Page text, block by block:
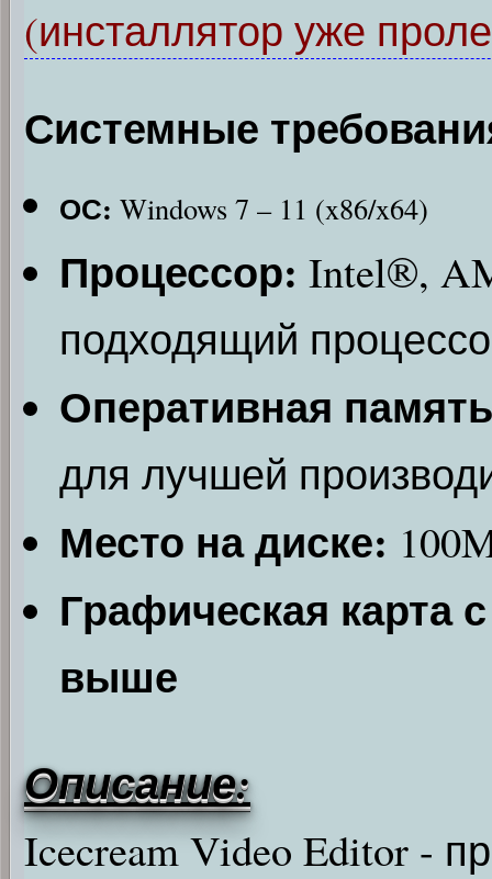
(инсталлятор уже
Системные
ОС: Windows 7 – 11 (x86/x64)
Процессор: Intel®,
подходящий
Оперативная
для лучшей
Место на диске:
Графическая карта
выше
Описание:
Icecream Video Editor -